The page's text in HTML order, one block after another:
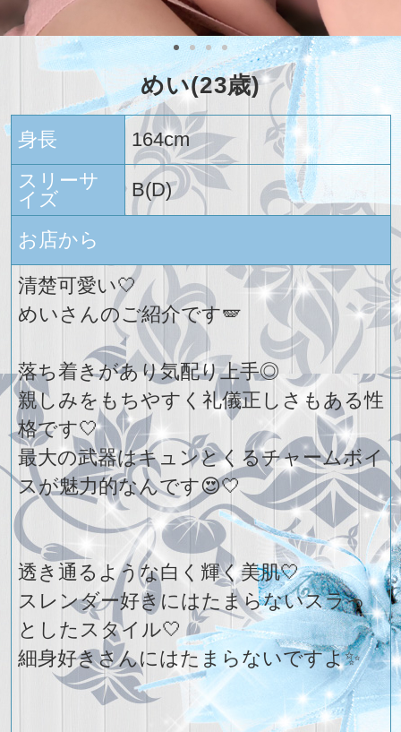
めい(23歳)
身長
164cm
スリーサ
イズ
B(D)
お店から
清楚可愛い🤍
めいさんのご紹介です🪽
落ち着きがあり気配り上手◎
親しみをもちやすく礼儀正しさもある性
格です🤍
最大の武器はキュンとくるチャームボイ
スが魅力的なんです😍🤍
透き通るような白く輝く美肌🤍
スレンダー好きにはたまらないスラっ
としたスタイル🤍
細身好きさんにはたまらないですよ✨